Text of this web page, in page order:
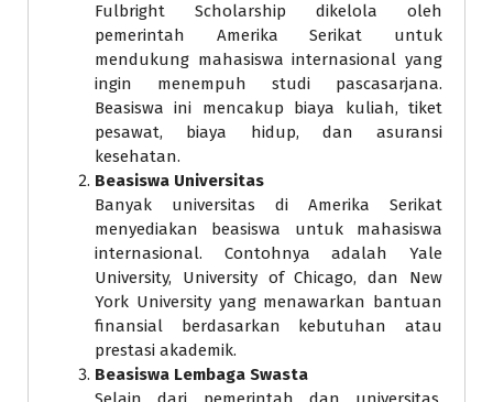
Fulbright Scholarship dikelola oleh
pemerintah Amerika Serikat untuk
mendukung mahasiswa internasional yang
ingin menempuh studi pascasarjana.
Beasiswa ini mencakup biaya kuliah, tiket
pesawat, biaya hidup, dan asuransi
kesehatan.
Beasiswa Universitas
Banyak universitas di Amerika Serikat
menyediakan beasiswa untuk mahasiswa
internasional. Contohnya adalah Yale
University, University of Chicago, dan New
York University yang menawarkan bantuan
finansial berdasarkan kebutuhan atau
prestasi akademik.
Beasiswa Lembaga Swasta